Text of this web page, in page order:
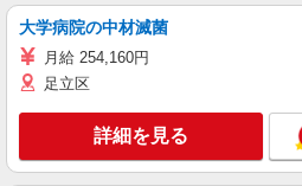
大学病院の中材滅菌
月給 254,160円
足立区
詳細を見る